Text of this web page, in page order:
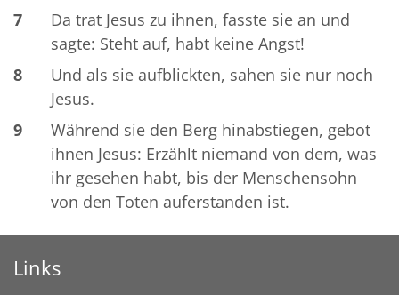
7
Da trat Jesus zu ihnen, fasste sie an und
sagte: Steht auf, habt keine Angst!
8
Und als sie aufblickten, sahen sie nur noch
Jesus.
9
Während sie den Berg hinabstiegen, gebot
ihnen Jesus: Erzählt niemand von dem, was
ihr gesehen habt, bis der Menschensohn
von den Toten auferstanden ist.
Links